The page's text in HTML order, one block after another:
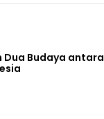
Dua Budaya antara